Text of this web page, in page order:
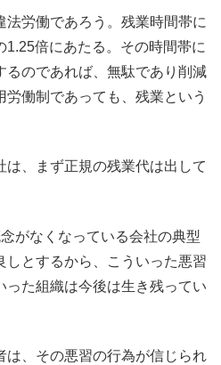
法労働であろう。残業時間帯に
1.25倍にあたる。その時間帯に
るのであれば、無駄であり削減
働制であっても、残業という
は、まず正規の残業代は出して
がなくなっている会社の典型
しとするから、こういった悪習
った組織は今後は生き残ってい
は、その悪習の行為が信じられ